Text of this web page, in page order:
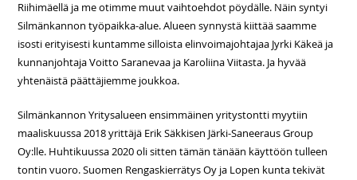
Riihimäellä ja me otimme muut vaihtoehdot pöydälle. Näin syntyi
Silmänkannon työpaikka-alue. Alueen synnystä kiittää saamme
isosti erityisesti kuntamme silloista elinvoimajohtajaa Jyrki Käkeä ja
kunnanjohtaja Voitto Saranevaa ja Karoliina Viitasta. Ja hyvää
yhtenäistä päättäjiemme joukkoa.
Silmänkannon Yritysalueen ensimmäinen yritystontti myytiin
maaliskuussa 2018 yrittäjä Erik Säkkisen Järki-Saneeraus Group
Oy:lle. Huhtikuussa 2020 oli sitten tämän tänään käyttöön tulleen
tontin vuoro. Suomen Rengaskierrätys Oy ja Lopen kunta tekivät